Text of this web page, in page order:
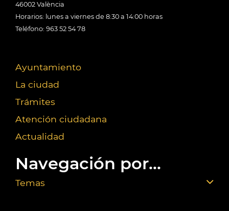
46002 València
Horarios: lunes a viernes de 8:30 a 14:00 horas
Teléfono: 963 52 54 78
Ayuntamiento
La ciudad
Trámites
Atención ciudadana
Actualidad
Navegación por...
Temas